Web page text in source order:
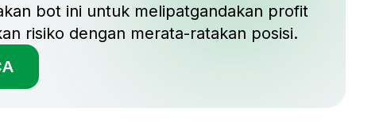
bot ini untuk melipatgandakan profit
risiko dengan merata-ratakan posisi.